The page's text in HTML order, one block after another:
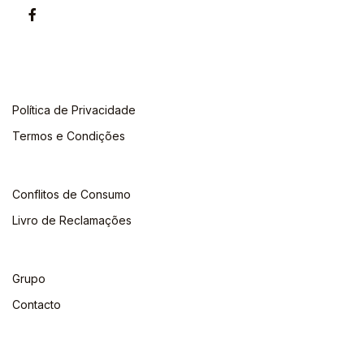
Política de Privacidade
Termos e Condições
Conflitos de Consumo
Livro de Reclamações
Grupo
Contacto